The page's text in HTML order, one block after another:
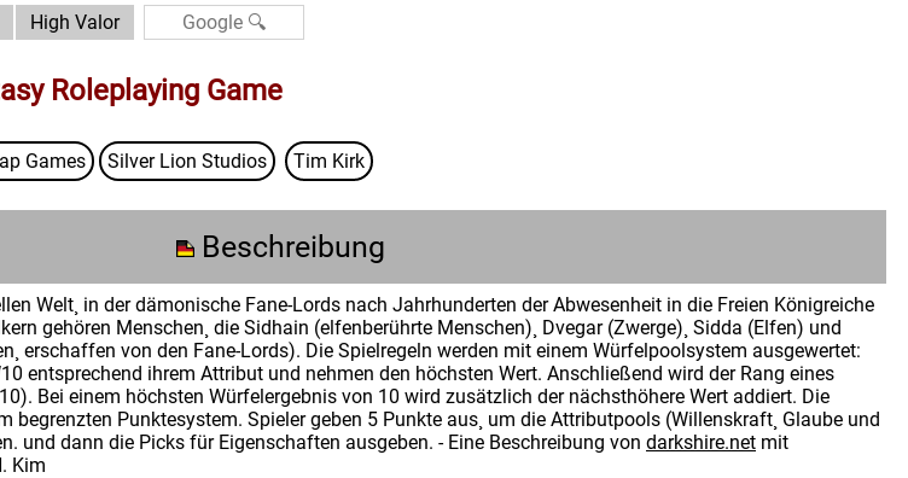
High Valor
Roleplaying Game
Games Silver Lion Studios Tim Kirk
Beschreibung
Welt¸ in der dämonische Fane-Lords nach Jahrhunderten der Abwesenheit in die Freien Königreiche
gehören Menschen¸ die Sidhain (elfenberührte Menschen)¸ Dvegar (Zwerge)¸ Sidda (Elfen) und
erschaffen von den Fane-Lords). Die Spielregeln werden mit einem Würfelpoolsystem ausgewertet:
entsprechend ihrem Attribut und nehmen den höchsten Wert. Anschließend wird der Rang eines
Bei einem höchsten Würfelergebnis von 10 wird zusätzlich der nächsthöhere Wert addiert. Die
begrenzten Punktesystem. Spieler geben 5 Punkte aus¸ um die Attributpools (Willenskraft¸ Glaube und
und dann die Picks für Eigenschaften ausgeben. - Eine Beschreibung von darkshire.net mit
Kim